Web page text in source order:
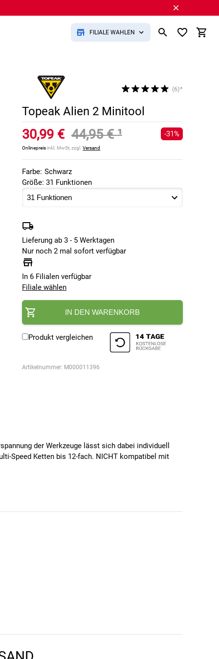
FILIALE WÄHLEN
(6)*
Topeak Alien 2 Minitool
30,99 € 44,95 €¹
Onlinepreisinkl. MwSt, zzgl.Versand
-31%
Farbe: Schwarz
Größe: 31 Funktionen
Lieferung ab 3 - 5 Werktagen
Nur noch 2 mal sofort verfügbar
In 6 Filialen verfügbar
Filiale wählen
IN DEN WARENKORB
Produkt vergleichen
Artikelnummer: M000011396
der Werkzeuge lässt sich dabei individuell
Speed Ketten bis 12-fach. NICHT kompatibel mit